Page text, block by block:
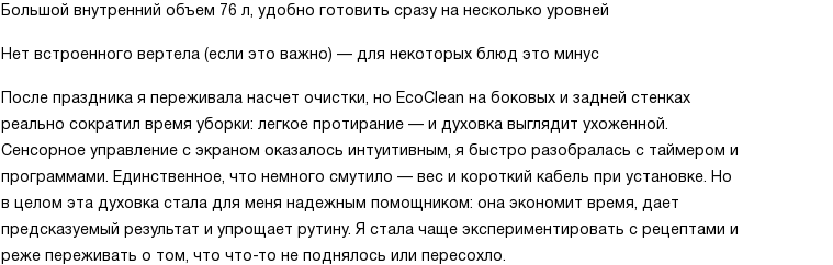
Большой внутренний объем 76 л, удобно готовить сразу на несколько уровней
Нет встроенного вертела (если это важно) — для некоторых блюд это минус
После праздника я переживала насчет очистки, но EcoClean на боковых и задней стенках
реально сократил время уборки: легкое протирание — и духовка выглядит ухоженной.
Сенсорное управление с экраном оказалось интуитивным, я быстро разобралась с таймером и
программами. Единственное, что немного смутило — вес и короткий кабель при установке. Но
в целом эта духовка стала для меня надежным помощником: она экономит время, дает
предсказуемый результат и упрощает рутину. Я стала чаще экспериментировать с рецептами и
реже переживать о том, что что-то не поднялось или пересохло.